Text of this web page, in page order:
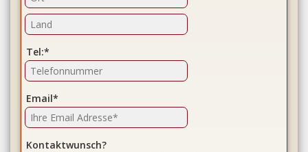
Tel:*
Email*
Kontaktwunsch?